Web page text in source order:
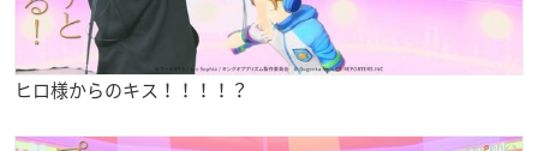
ヒロ様からのキス！！！！？